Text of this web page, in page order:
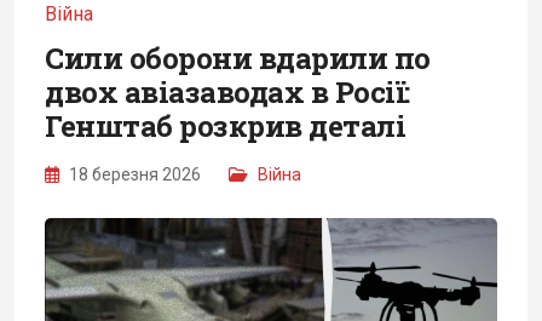
Війна
Сили оборони вдарили по
двох авіазаводах в Росії:
Генштаб розкрив деталі
18 березня 2026 Війна